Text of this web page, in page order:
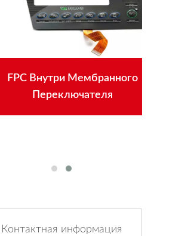
FPC Внутри Мембранного
Переключателя
Контактная информация